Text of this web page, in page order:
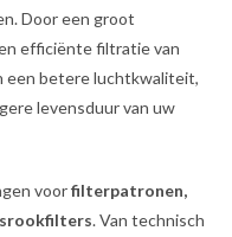
Door een groot
efficiënte filtratie van
een betere luchtkwaliteit,
levensduur van uw
voorfilterpatronen,
. Van technisch